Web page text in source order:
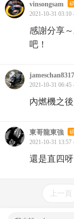
vinsongsam
2021-10-31 03:10
感謝分享
吧！
jameschan8317
2021-10-31 06:45
內燃機之
東哥龍東強
2021-10-31 13:57
還是直四
上一頁